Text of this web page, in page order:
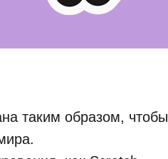
таким образом, чтобы